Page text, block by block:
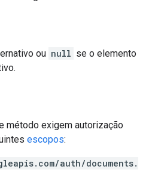
ou null se o elemento
método exigem autorização
escopos:
auth/documents.